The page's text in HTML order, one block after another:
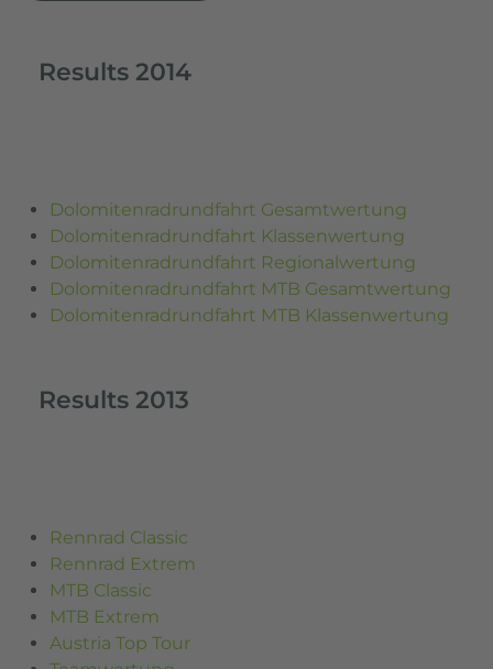
Results 2014
Dolomitenradrundfahrt Gesamtwertung
Dolomitenradrundfahrt Klassenwertung
Dolomitenradrundfahrt Regionalwertung
Dolomitenradrundfahrt MTB Gesamtwertung
Dolomitenradrundfahrt MTB Klassenwertung
Results 2013
Rennrad Classic
Rennrad Extrem
MTB Classic
MTB Extrem
Austria Top Tour